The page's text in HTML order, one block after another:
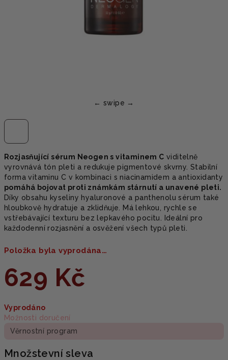
Rozjasňující sérum Neogen s vitaminem C viditelně
vyrovnává tón pleti a redukuje pigmentové skvrny. Stabilní
forma vitaminu C v kombinaci s niacinamidem a antioxidanty
pomáhá bojovat proti známkám stárnutí a unavené pleti.
Díky obsahu kyseliny hyaluronové a panthenolu sérum také
hloubkově hydratuje a zklidňuje. Má lehkou, rychle se
vstřebávající texturu bez lepkavého pocitu. Ideální pro
každodenní rozjasnění a osvěžení všech typů pleti.
Položka byla vyprodána…
629 Kč
cena:
Vyprodáno
Možnosti doručení
Věrnostní program
Množstevní sleva